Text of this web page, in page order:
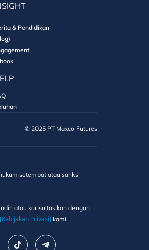
& Pendidikan
©️ 2025 PT Maxco Futures
setempat atau sanksi
atau konsultasikan dengan
[Kebijakan Privasi] kami.